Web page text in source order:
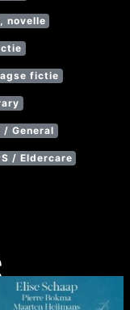
novelle
fictie
/ General
/ Eldercare